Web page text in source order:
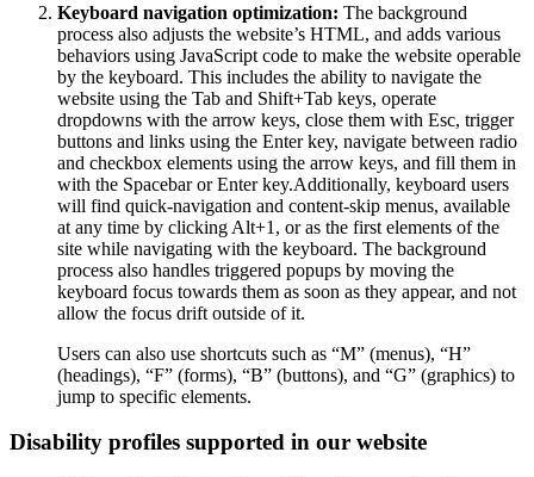
Keyboard navigation optimization: The background
process also adjusts the website’s HTML, and adds various
behaviors using JavaScript code to make the website operable
by the keyboard. This includes the ability to navigate the
website using the Tab and Shift+Tab keys, operate
dropdowns with the arrow keys, close them with Esc, trigger
buttons and links using the Enter key, navigate between radio
and checkbox elements using the arrow keys, and fill them in
with the Spacebar or Enter key.Additionally, keyboard users
will find quick-navigation and content-skip menus, available
at any time by clicking Alt+1, or as the first elements of the
site while navigating with the keyboard. The background
process also handles triggered popups by moving the
keyboard focus towards them as soon as they appear, and not
allow the focus drift outside of it.
Users can also use shortcuts such as “M” (menus), “H”
(headings), “F” (forms), “B” (buttons), and “G” (graphics) to
jump to specific elements.
Disability profiles supported in our website